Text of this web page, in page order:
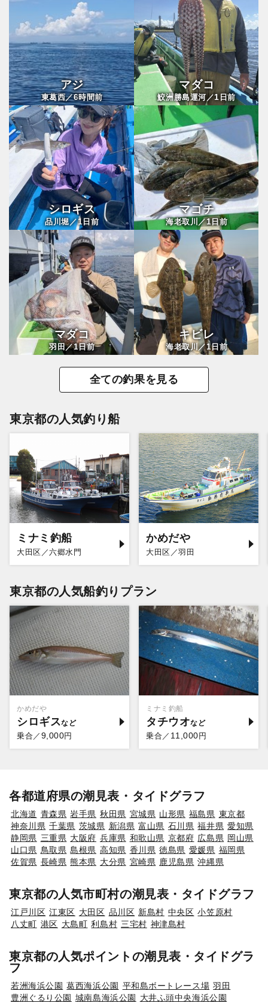
アジ
東葛西／6時間前
マダコ
鮫洲勝島運河／1日前
シロギス
品川堀／1 日前
マゴチ
海老取川／1 日前
マダコ
羽田／1日前
キビレ
海老取川／1日前
全ての釣果を見る
東京都の人気釣り船
ミナミ釣船
大田区／六郷水門
かめだや
大田区／羽田
東京都の人気船釣りプラン
かめだや
シロギス
乗合／ 9,000円
ミナミ釣船
タチウオ
乗合／ 11,000円
各都道府県の潮見表・タイドグラフ
北海道 青森県 岩手県 秋田県 宮城県 山形県 福島県 東京都
神奈川県 千葉県 茨城県 新潟県 富山県 石川県 福井県 愛知県
静岡県 三重県 大阪府 兵庫県 和歌山県 京都府 広島県 岡山県
山口県 鳥取県 島根県 高知県 香川県 徳島県 愛媛県 福岡県
佐賀県 長崎県 熊本県 大分県 宮崎県 鹿児島県 沖縄県
東京都の人気市町村の潮見表・タイドグラフ
江戸川区 江東区 大田区 品川区 新島村 中央区 小笠原村
八丈町 港区 大島町 利島村 三宅村 神津島村
東京都の人気ポイントの潮見表・タイドグラ
フ
若洲海浜公園 葛西海浜公園 平和島ボートレース場 羽田
豊洲ぐるり公園 城南島海浜公園 大井ふ頭中央海浜公園